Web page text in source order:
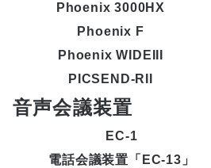
Phoenix 3000HX
Phoenix F
Phoenix WIDEIII
PICSEND-RII
音声会議装置
EC-1
電話会議装置「EC-13」